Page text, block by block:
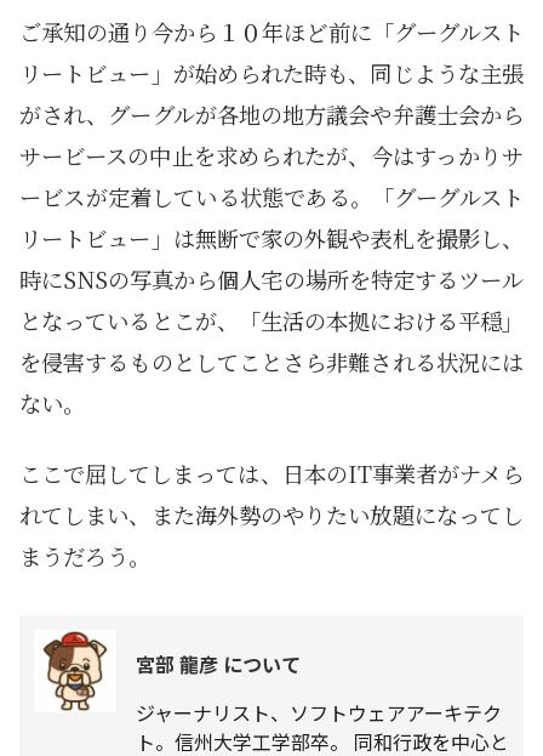
ご承知の通り今から１０年ほど前に「グーグルスト
リートビュー」が始められた時も、同じような主張
がされ、グーグルが各地の地方議会や弁護士会から
サービースの中止を求められたが、今はすっかりサ
ービスが定着している状態である。「グーグルスト
リートビュー」は無断で家の外観や表札を撮影し、
時にSNSの写真から個人宅の場所を特定するツール
となっているとこが、「生活の本拠における平穏」
を侵害するものとしてことさら非難される状況には
ない。
ここで屈してしまっては、日本のIT事業者がナメら
れてしまい、また海外勢のやりたい放題になってし
まうだろう。
宮部 龍彦 について
ジャーナリスト、ソフトウェアアーキテク
ト。信州大学工学部卒。 同和行政を中心と